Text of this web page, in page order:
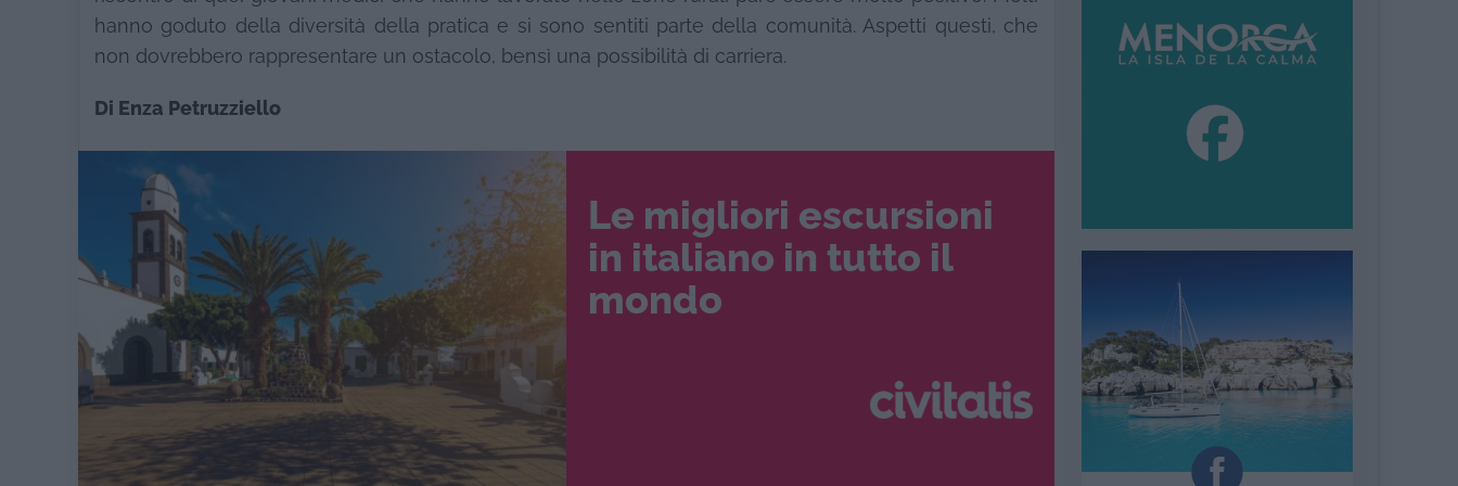
hanno goduto della diversità della pratica e si sono sentiti parte della comunità. Aspetti questi, che
non dovrebbero rappresentare un ostacolo, bensì una possibilità di carriera.
Di Enza Petruzziello
Le migliori escursioni
in italiano in tutto il
mondo